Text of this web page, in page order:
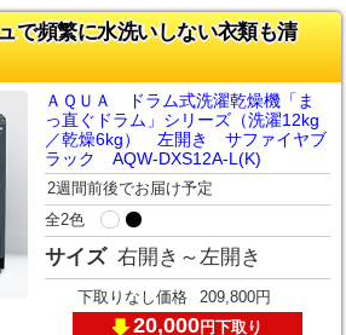
で頻繁に水洗いしない衣類も清
ＡＱＵＡ ドラム式洗濯乾燥機「ま
っ直ぐドラム」シリーズ（洗濯12kg
／乾燥6kg） 左開き サファイヤブ
ラック AQW-DXS12A-L(K)
2週間前後でお届け予定
全2色
サイズ 右開き～左開き
下取りなし価格 209,800円
20,000円下取り